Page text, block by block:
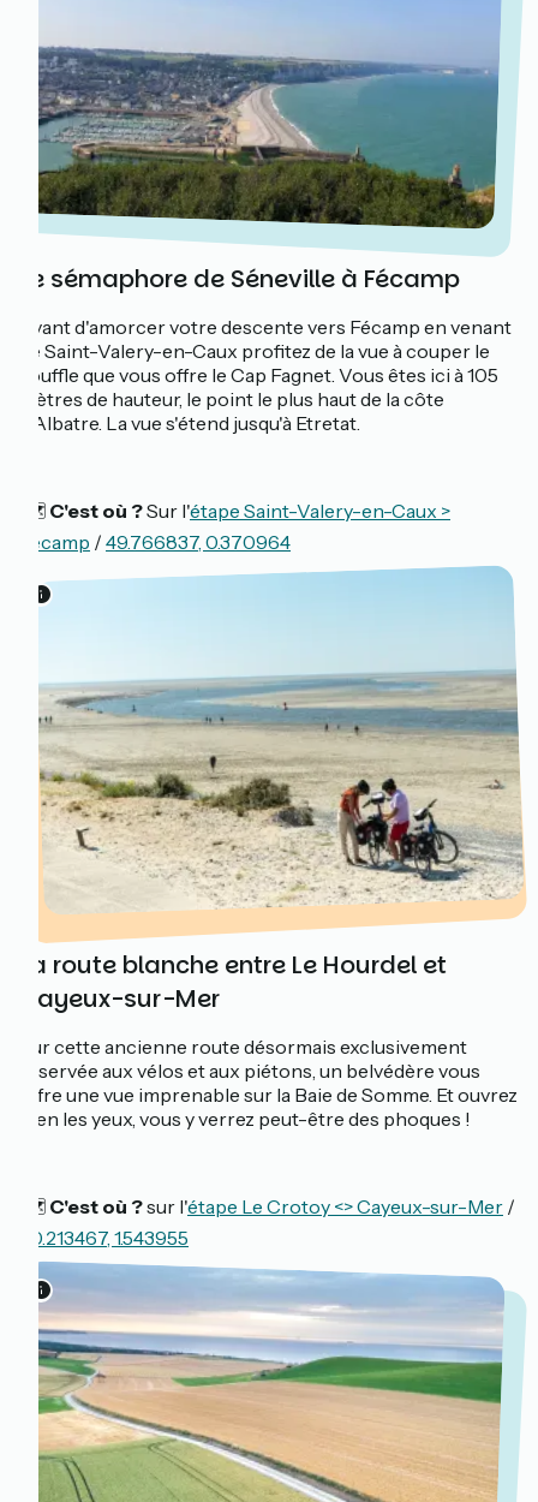
Le sémaphore de Séneville à Fécamp
Avant d'amorcer votre descente vers Fécamp en venant
de Saint-Valery-en-Caux profitez de la vue à couper le
souffle que vous offre le Cap Fagnet. Vous êtes ici à 105
mètres de hauteur, le point le plus haut de la côte
d'Albatre. La vue s'étend jusqu'à Etretat.
🗺️ C'est où ?Sur l'étape Saint-Valery-en-Caux >
Fécamp / 49.766837, 0.370964
La route blanche entre Le Hourdel et
Cayeux-sur-Mer
Sur cette ancienne route désormais exclusivement
réservée aux vélos et aux piétons, un belvédère vous
offre une vue imprenable sur la Baie de Somme. Et ouvrez
bien les yeux, vous y verrez peut-être des phoques !
🗺️ C'est où ?sur l'étape Le Crotoy <> Cayeux-sur-Mer /
50.213467, 1.543955